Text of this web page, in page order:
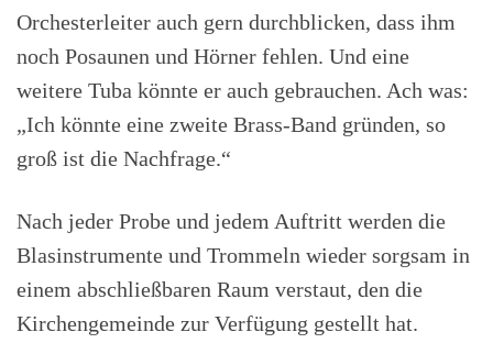
Orchesterleiter auch gern durchblicken, dass ihm
noch Posaunen und Hörner fehlen. Und eine
weitere Tuba könnte er auch gebrauchen. Ach was:
„Ich könnte eine zweite Brass-Band gründen, so
groß ist die Nachfrage.“
Nach jeder Probe und jedem Auftritt werden die
Blasinstrumente und Trommeln wieder sorgsam in
einem abschließbaren Raum verstaut, den die
Kirchengemeinde zur Verfügung gestellt hat.